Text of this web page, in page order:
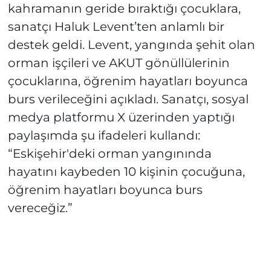
kahramanın geride bıraktığı çocuklara,
sanatçı Haluk Levent’ten anlamlı bir
destek geldi. Levent, yangında şehit olan
orman işçileri ve AKUT gönüllülerinin
çocuklarına, öğrenim hayatları boyunca
burs verileceğini açıkladı. Sanatçı, sosyal
medya platformu X üzerinden yaptığı
paylaşımda şu ifadeleri kullandı:
“Eskişehir'deki orman yangınında
hayatını kaybeden 10 kişinin çocuğuna,
öğrenim hayatları boyunca burs
vereceğiz.”